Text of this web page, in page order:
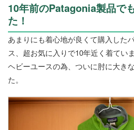
10年前のPatagonia製品で
た！
あまりにも着心地が良くて購入した
ス、超お気に入りで10年近く着てい
ヘビーユースの為、ついに肘に大き
た。